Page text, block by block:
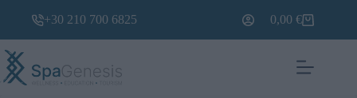
+30 210 700 6825 0,00€